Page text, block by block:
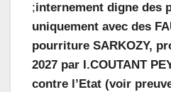
;internement digne des
uniquement avec des
pourriture SARKOZY,
2027 par I.COUTANT
contre l’Etat (voir